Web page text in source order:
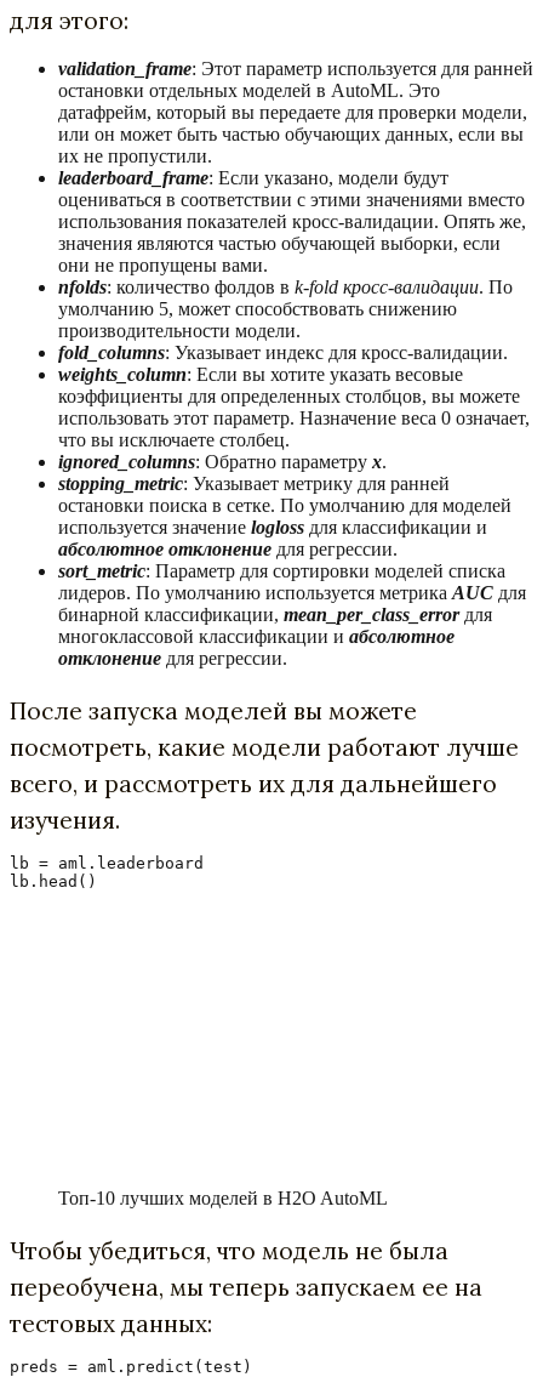
для этого:
validation_frame: Этот параметр используется для ранней
остановки отдельных моделей в AutoML. Это
датафрейм, который вы передаете для проверки модели,
или он может быть частью обучающих данных, если вы
их не пропустили.
leaderboard_frame: Если указано, модели будут
оцениваться в соответствии с этими значениями вместо
использования показателей кросс-валидации. Опять же,
значения являются частью обучающей выборки, если
они не пропущены вами.
nfolds: количество фолдов в k-fold кросс-валидации. По
умолчанию 5, может способствовать снижению
производительности модели.
fold_columns: Указывает индекс для кросс-валидации.
weights_column: Если вы хотите указать весовые
коэффициенты для определенных столбцов, вы можете
использовать этот параметр. Назначение веса 0 означает,
что вы исключаете столбец.
ignored_columns: Обратно параметру x.
stopping_metric: Указывает метрику для ранней
остановки поиска в сетке. По умолчанию для моделей
используется значение logloss для классификации и
абсолютное отклонение для регрессии.
sort_metric: Параметр для сортировки моделей списка
лидеров. По умолчанию используется метрика AUC для
бинарной классификации, mean_per_class_errorдля
многоклассовой классификации и абсолютное
отклонение для регрессии.
После запуска моделей вы можете
посмотреть, какие модели работают лучше
всего, и рассмотреть их для дальнейшего
изучения.
lb = aml.leaderboard
lb.head()
Топ-10 лучших моделей в H2O AutoML
Чтобы убедиться, что модель не была
переобучена, мы теперь запускаем ее на
тестовых данных:
preds = aml.predict(test)